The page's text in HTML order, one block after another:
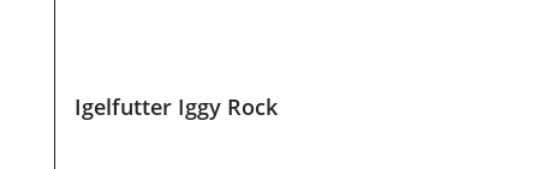
Igelfutter Iggy Rock